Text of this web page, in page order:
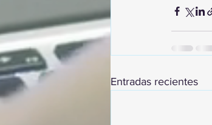
Entradas recientes